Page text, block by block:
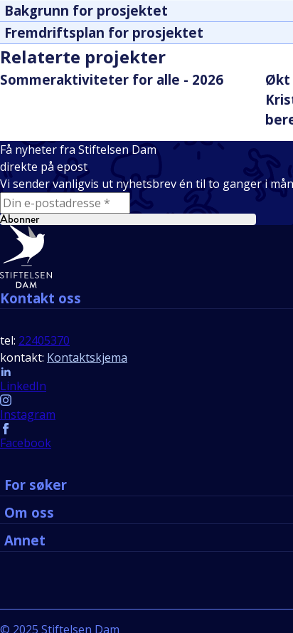
Bakgrunn for prosjektet
Fremdriftsplan for prosjektet
Relaterte projekter
Sommeraktiviteter for alle - 2026
Økt
Få nyheter fra Stiftelsen Dam
direkte på epost
Vi sender vanligvis ut nyhetsbrev én til to ganger i
E-mail
Abonner
Bunntekst
Kontakt oss
tel: 22405370
kontakt: Kontaktskjema
Follow us
LinkedIn
Instagram
Facebook
For søker
Om oss
Annet
© 2025 Stiftelsen Dam